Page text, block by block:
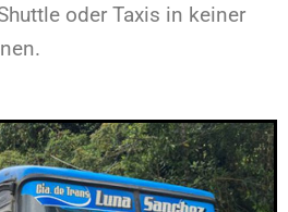
oder Taxis in keiner